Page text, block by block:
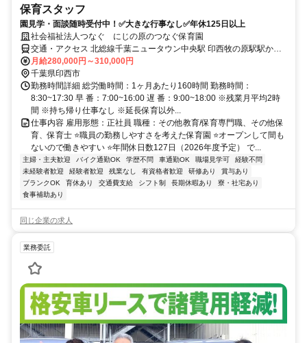
保育スタッフ
園見学・面談随時受付中！✅大きな行事なし✅年休125日以上
社会福祉法人つなぐ にじの原のつなぐ保育園
交通・アクセス 北総線千葉ニュータウン中央駅 印西牧の原駅駅から
車で9分 ※車・バイク・自転車通勤OK（無料駐車場あり）
月給280,000円～310,000円
千葉県印西市
勤務時間詳細 総労働時間：1ヶ月あたり160時間 勤務時間：
8:30~17:30 早 番：7:00~16:00 遅 番：9:00~18:00 ※残業月平均2時
間 ※持ち帰り仕事なし ※延長保育以外...
仕事内容 雇用形態：正社員 職種：その他教育/保育専門職、その他保
育、保育士 ⭐職員の勤務しやすさを考えた保育園 ⭐オープンして間も
ないので働きやすい ⭐年間休日数127日（2026年度予定） で...
主婦・主夫歓迎 バイク通勤OK 学歴不問 車通勤OK 職場見学可
経験不問
未経験者歓迎
経験者歓迎 残業なし 有資格者歓迎 研修あり
賞与あり
ブランクOK
育休あり 交通費支給 シフト制 長期休暇あり
寮・社宅あり
食事補助あり
同じ企業の求人
業務委託